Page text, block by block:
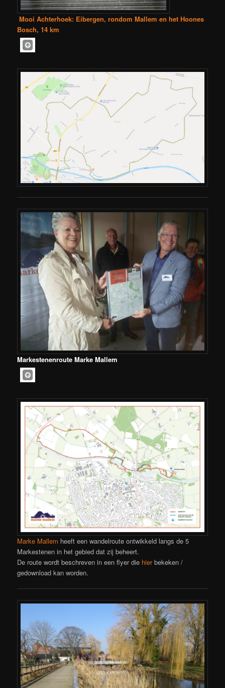
Mooi Achterhoek: Eibergen, rondom Mallem en het Hoones
Bosch, 14 km
Markestenenroute Marke Mallem
Marke Mallem heeft een wandelroute ontwikkeld langs de 5
Markestenen in het gebied dat zij beheert.
De route wordt beschreven in een flyer die hierbekeken /
gedownload kan worden.